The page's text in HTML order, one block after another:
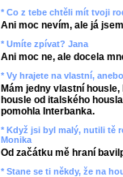
* Co z tebe chtěli mít tvoji
Ani moc nevím, ale já
* Umíte zpívat? Jana
Ani moc ne, ale docela
* Vy hrajete na vlastní,
Mám jedny vlastní
housle od italského
pomohla Interbanka.
* Když jsi byl malý, nutili tě
Monika
Od začátku mě hraní
* Stane se ti někdy, že na